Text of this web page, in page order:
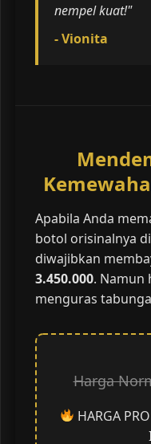
nempel kuat!"
- Vionita
Apabila Anda
botol orisinalnya
diwajibkan
3.450.000. Namun
menguras
Harga
HARGA